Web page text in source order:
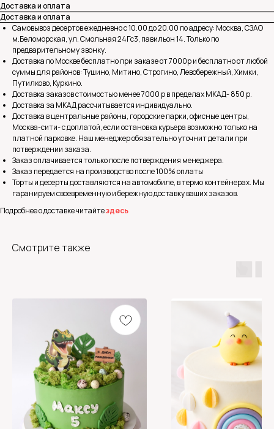
Доставка и оплата
Доставка и оплата
Самовывоз десертов ежедневно с 10.00 до 20.00 по адресу: Москва, СЗАО
м.Беломорская, ул. Смольная 24Гс3, павильон 14. Только по
предварительному звонку.
Доставка по Москве бесплатно при заказе от 7000р и бесплатно от любой
суммы для районов: Тушино, Митино, Строгино, Левобережный, Химки,
Путилково, Куркино.
Доставка заказов стоимостью менее 7000 р в пределах МКАД- 850 р.
Доставка за МКАД рассчитывается индивидуально.
Доставка в центральные районы, городские парки, офисные центры,
Москва-сити- с доплатой, если остановка курьера возможно только на
платной парковке. Наш менеджер обязательно уточнит детали при
потверждении заказа.
Заказ оплачивается только после потверждения менеджера.
Заказ передается на производство после 100% оплаты
Торты и десерты доставляются на автомобиле, в термо контейнерах. Мы
гаранируем своевременную и бережную доставку ваших заказов.
Подробнее о доставке читайтездесь
Смотрите также
консультацию
Написать в Whatsapp
Не хотите ждать? Мы всегда на связи
Оставьте свои данные и мы свяжемся с